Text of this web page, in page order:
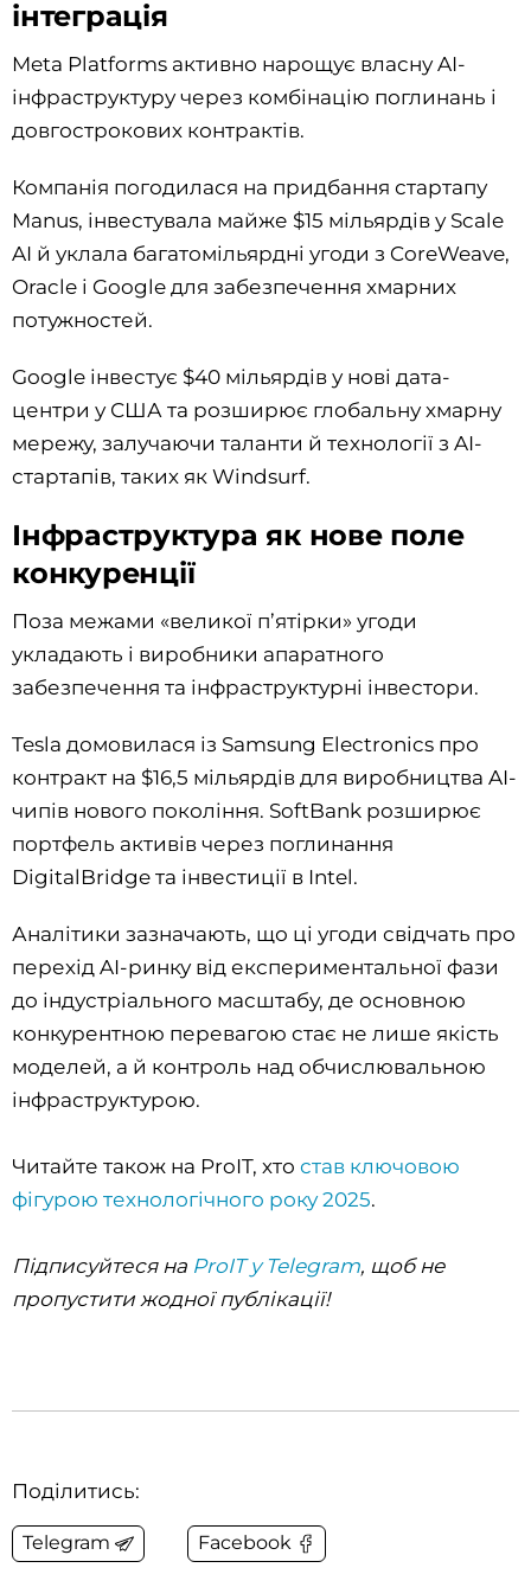
інтеграція
Meta Platforms активно нарощує власну AI-
інфраструктуру через комбінацію поглинань і
довгострокових контрактів.
Компанія погодилася на придбання стартапу
Manus, інвестувала майже $15 мільярдів у Scale
AI й уклала багатомільярдні угоди з CoreWeave,
Oracle і Google для забезпечення хмарних
потужностей.
Google інвестує $40 мільярдів у нові дата-
центри у США та розширює глобальну хмарну
мережу, залучаючи таланти й технології з AI-
стартапів, таких як Windsurf.
Інфраструктура як нове поле
конкуренції
Поза межами «великої п’ятірки» угоди
укладають і виробники апаратного
забезпечення та інфраструктурні інвестори.
Tesla домовилася із Samsung Electronics про
контракт на $16,5 мільярдів для виробництва AI-
чипів нового покоління. SoftBank розширює
портфель активів через поглинання
DigitalBridge та інвестиції в Intel.
Аналітики зазначають, що ці угоди свідчать про
перехід AI-ринку від експериментальної фази
до індустріального масштабу, де основною
конкурентною перевагою стає не лише якість
моделей, а й контроль над обчислювальною
інфраструктурою.
Читайте також на ProIT, хто став ключовою
фігурою технологічного року 2025.
Підписуйтеся на ProIT у Telegram, щоб не
пропустити жодної публікації!
Поділитись:
Telegram Facebook